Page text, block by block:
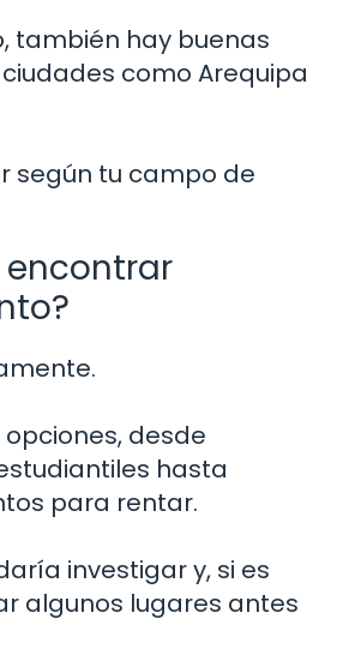
también hay buenas
como Arequipa
según tu campo de
encontrar
desde
hasta
para rentar.
investigar y, si es
algunos lugares antes